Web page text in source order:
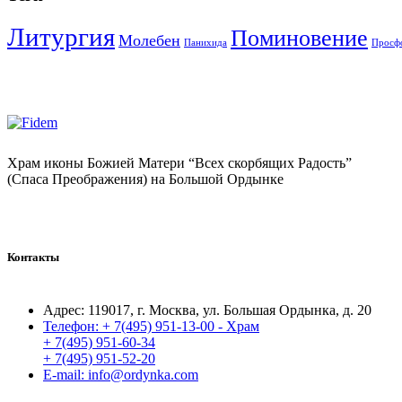
Литургия Молебен Панихида Поминовение
Храм иконы Божией Матери “Всех скорбящих Радость”
(Спаса Преображения) на Большой Ордынке
Контакты
Адрес: 119017, г. Москва, ул. Большая Ордынка, д. 20
Телефон: + 7(495) 951-13-00 - Храм
+ 7(495) 951-60-34
+ 7(495) 951-52-20
E-mail: info@ordynka.com